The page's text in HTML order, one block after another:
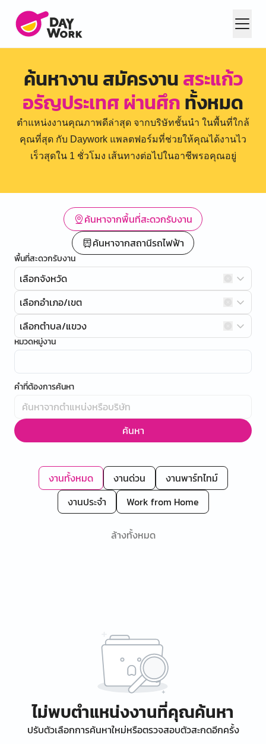
ค้นหางาน สมัครงานสระแก้ว
อรัญประเทศ ผ่านศึกทั้งหมด
ตำแหน่งงานคุณภาพดีล่าสุด จากบริษัทชั้นนำ ในพื้นที่ใกล้
คุณที่สุด กับ Daywork แพลตฟอร์มที่ช่วยให้คุณได้งานไว
เร็วสุดใน 1 ชั่วโมง เส้นทางต่อไปในอาชีพรอคุณอยู่
ค้นหาจากพื้นที่สะดวกรับงาน
ค้นหาจากสถานีรถไฟฟ้า
พื้นที่สะดวกรับงาน
เลือกจังหวัด
เลือกอำเภอ/เขต
เลือกตำบล/แขวง
หมวดหมู่งาน
คำที่ต้องการค้นหา
ค้นหา
งานทั้งหมด งานด่วน
งานพาร์ทไทม์
งานประจำ
Work from Home
ล้างทั้งหมด
ไม่พบตำแหน่งงานที่คุณค้นหา
ปรับตัวเลือกการค้นหาใหม่หรือตรวจสอบตัวสะกดอีกครั้ง